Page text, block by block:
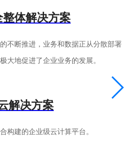
体解决方案
不断推进，业务和数据正从分散部署
大地促进了企业业务的发展。
解决方案
构建的企业级云计算平台。